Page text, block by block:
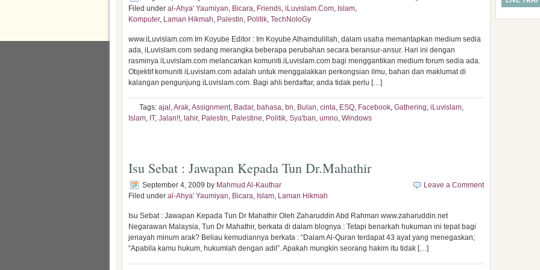
Filed under al-Ahya' Yaumiyan, Bicara, Friends, iLuvislam.Com, Islam,
Komputer, Laman Hikmah, Palestin, Politik, TechNoloGy
www.iLuvislam.com Im Koyube Editor : Im Koyube Alhamdulillah, dalam usaha memantapkan medium sedia
ada, iLuvislam.com sedang merangka beberapa perubahan secara beransur-ansur. Hari ini dengan
rasminya iLuvislam.com melancarkan komuniti.iLuvislam.com bagi menggantikan medium forum sedia ada.
Objektif komuniti iLuvislam.com adalah untuk menggalakkan perkongsian ilmu, bahan dan maklumat di
kalangan pengunjung iLuvislam.com. Bagi ahli berdaftar, anda tidak perlu […]
Tags: ajal ,Arak,Assignment, Badar, bahasa, bn, Bulan, cinta, ESQ, Facebook, Gathering, iLuvislam,
Islam, IT, Jalan!!, lahir, Palestin, Palestine, Politik, Sya'ban, umno, Windows
Isu Sebat : Jawapan Kepada Tun Dr.Mahathir
September 4, 2009 by Mahmud Al-Kauthar
Filed under al-Ahya' Yaumiyan, Bicara, Islam, Laman Hikmah
Leave a Comment
Isu Sebat : Jawapan Kepada Tun Dr Mahathir Oleh Zaharuddin Abd Rahman www.zaharuddin.net
Negarawan Malaysia, Tun Dr Mahathir, berkata di dalam blognya : Tetapi benarkah hukuman ini tepat bagi
jenayah minum arak? Beliau kemudiannya berkata : “Dalam Al-Quran terdapat 43 ayat yang menegaskan;
“Apabila kamu hukum, hukumlah dengan adil”. Apakah mungkin seorang hakim itu tidak […]